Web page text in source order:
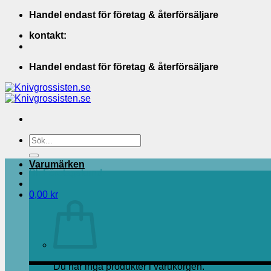
Skip
content
Handel endast för företag & återförsäljare
kontakt:
Handel endast för företag & återförsäljare
Sök
efter:
Bli Företagskund
0,00 kr
Du har inga produkter i varukorgen.
Varumärken